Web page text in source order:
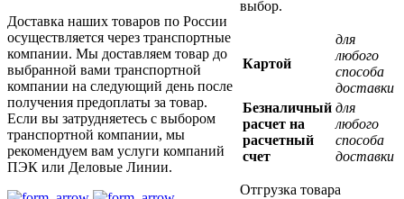
Доставка наших товаров по России
осуществляется через транспортные
компании. Мы доставляем товар до
выбранной вами транспортной
компании на следующий день после
получения предоплаты за товар.
Если вы затрудняетесь с выбором
транспортной компании, мы
рекомендуем вам услуги компаний
ПЭК или Деловые Линии.
выбор.
Картой
для
любого
способа
доставки
Безналичный
расчет на
расчетный
счет
для
любого
способа
доставки
Отгрузка товара